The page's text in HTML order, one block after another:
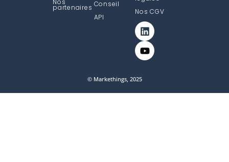
partenaires Conseil
API
Nos CGV
© Markethings, 2025